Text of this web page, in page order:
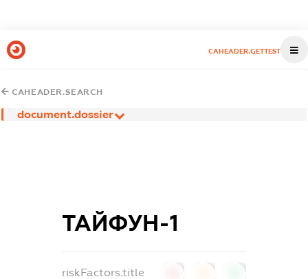
CAHEADER.GETTEST
CAHEADER.SEARCH
document.dossier
ТАЙФУН-1
riskFactors.title